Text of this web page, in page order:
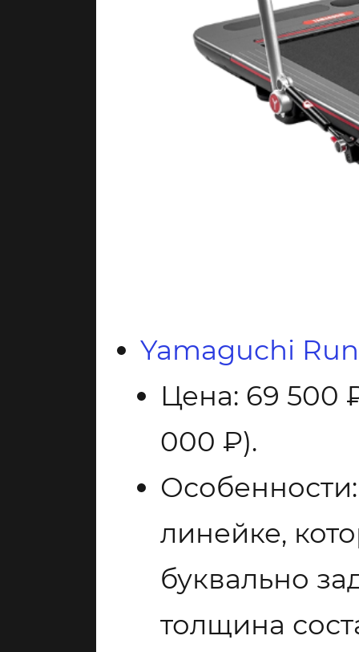
Yamaguchi
Цена: 69 500
000 ₽).
линейке,
буквально
толщина